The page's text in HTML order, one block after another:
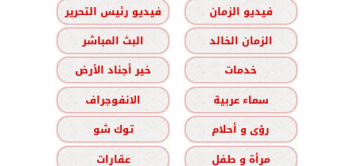
فيديو الزمان
فيديو رئيس التحرير
الزمان الخالد
البث المباشر
خدمات
خير أجناد الأرض
سماء عربية
الانفوجراف
رؤى و أحلام
توك شو
مرأة و طفل
عقارات